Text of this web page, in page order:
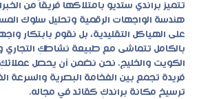
تتميز براندي ستديو بامتلاكها فريقاً من
هندسة الواجهات الرقمية وتحليل سلوك
على الهياكل التقليدية، بل نقوم بابتكار
بالكامل تتماشى مع طبيعة نشاطكِ
الكويت والخليج. نحن نضمن أن يحصل
فريدة تجمع بين الفخامة البصرية والسرعة
ترسيخ مكانة براندكِ كقائد في مجاله.